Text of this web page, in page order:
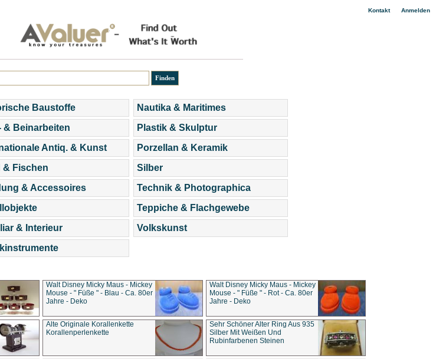
Kontakt| Anmelden
Baustoffe
& Beinarbeiten
Antiq. & Kunst
& Fischen
& Accessoires
& Interieur
Nautika & Maritimes
Plastik & Skulptur
Porzellan & Keramik
Silber
Technik & Photographica
Teppiche & Flachgewebe
Volkskunst
Walt Disney Micky Maus - Mickey
Mouse - " Füße " - Blau - Ca. 80er
Jahre - Deko
Walt Disney Micky Maus - Mickey
Mouse - " Füße " - Rot - Ca. 80er
Jahre - Deko
Alte Originale Korallenkette
Korallenperlenkette
Sehr Schöner Alter Ring Aus 935
Silber Mit Weißen Und
Rubinfarbenen Steinen